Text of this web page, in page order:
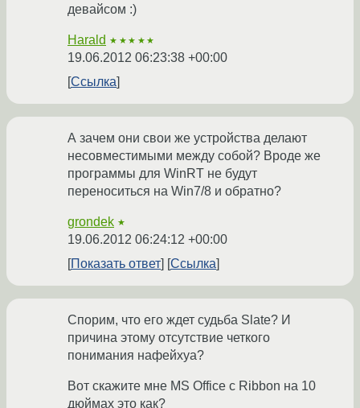
девайсом :)
Harald ★★★★★
19.06.2012 06:23:38 +00:00
Ссылка
А зачем они свои же устройства делают
несовместимыми между собой? Вроде же
программы для WinRT не будут
переноситься на Win7/8 и обратно?
grondek ★
19.06.2012 06:24:12 +00:00
Показать ответ
Ссылка
Спорим, что его ждет судьба Slate? И
причина этому отсутствие четкого
понимания нафейхуа?
Вот скажите мне MS Office с Ribbon на 10
дюймах это как?